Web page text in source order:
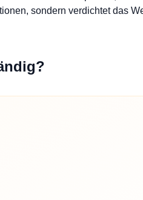
sondern verdichtet das